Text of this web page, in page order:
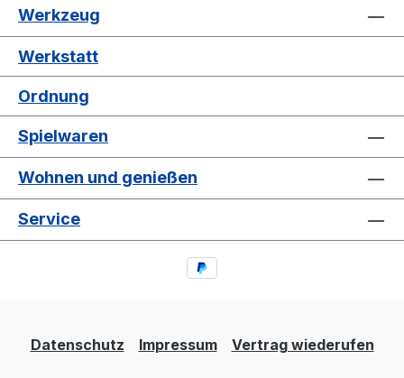
Werkzeug
Werkstatt
Ordnung
Spielwaren
Wohnen und genießen
Service
Datenschutz Impressum Vertrag wiederufen